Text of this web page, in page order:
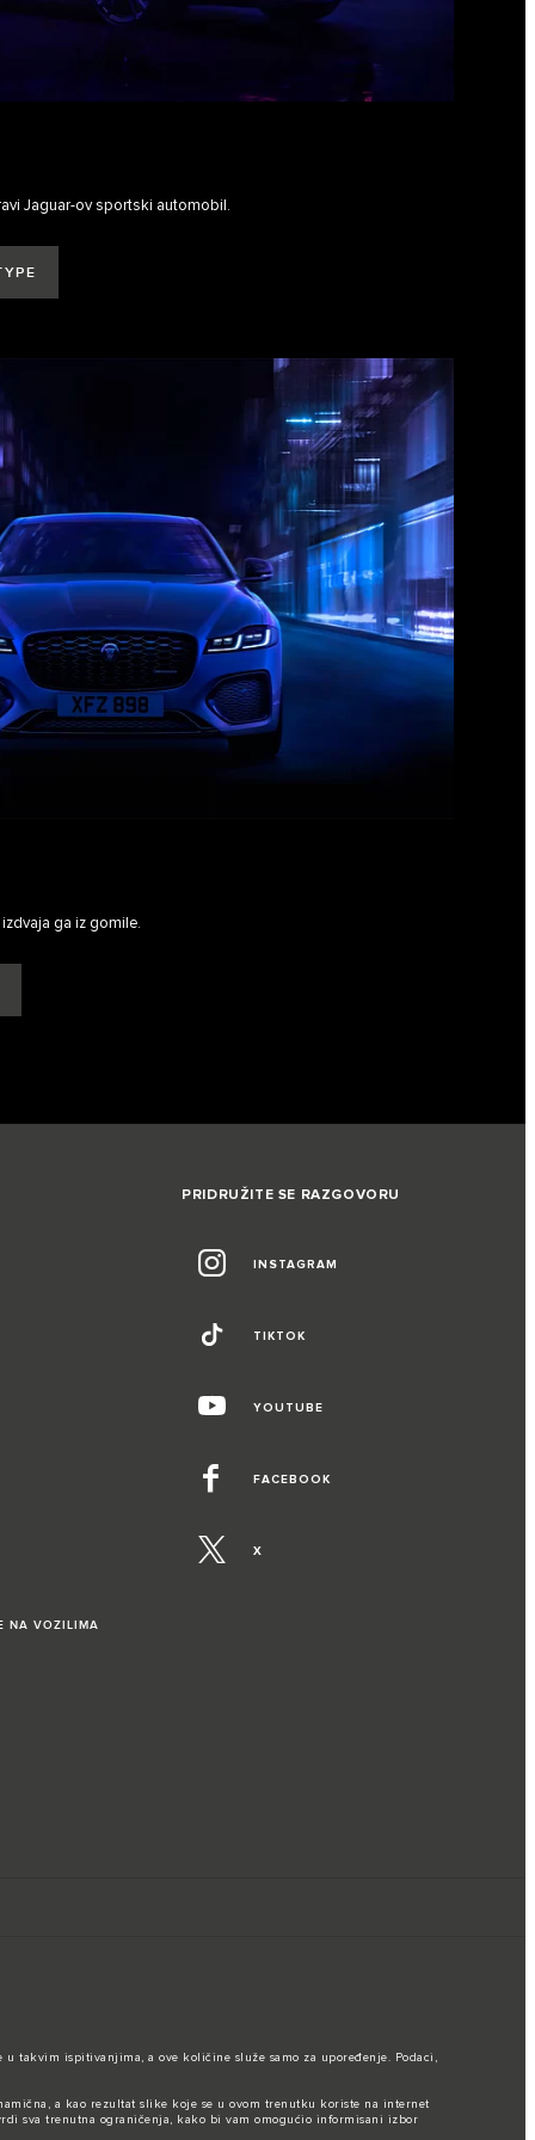
Jaguar-ov sportski automobil.
ga iz gomile.
NA VOZILIMA
PRIDRUŽITE SE RAZGOVORU
INSTAGRAM
TIKTOK
YOUTUBE
FACEBOOK
X
takvim ispitivanjima, a ove količine služe samo za upoređenje. Podaci,
a kao rezultat slike koje se u ovom trenutku koriste na internet
sva trenutna ograničenja, kako bi vam omogućio informisani izbor